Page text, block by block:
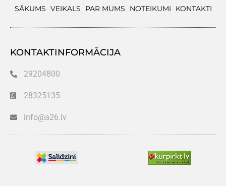
SĀKUMS VEIKALS PAR MUMS NOTEIKUMI KONTAKTI
KONTAKTINFORMĀCIJA
29204800
28325135
info@a26.lv